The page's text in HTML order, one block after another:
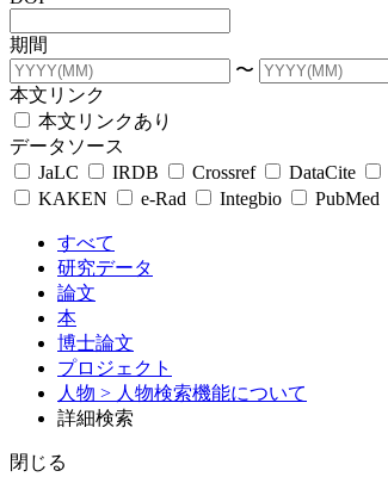
期間
〜
本文リンク
本文リンクあり
データソース
JaLC
IRDB Crossref DataCite
KAKEN
e-Rad Integbio PubMed
すべて
研究データ
論文
本
博士論文
プロジェクト
人物 > 人物検索機能について
詳細検索
閉じる